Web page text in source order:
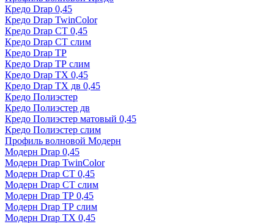
Кредо Drap 0,45
Кредо Drap TwinColor
Кредо Drap СТ 0,45
Кредо Drap СТ слим
Кредо Drap ТР
Кредо Drap ТР слим
Кредо Drap ТХ 0,45
Кредо Drap ТХ дв 0,45
Кредо Полиэстер
Кредо Полиэстер дв
Кредо Полиэстер матовый 0,45
Кредо Полиэстер слим
Профиль волновой Модерн
Модерн Drap 0,45
Модерн Drap TwinColor
Модерн Drap СТ 0,45
Модерн Drap СТ слим
Модерн Drap ТР 0,45
Модерн Drap ТР слим
Модерн Drap ТХ 0,45